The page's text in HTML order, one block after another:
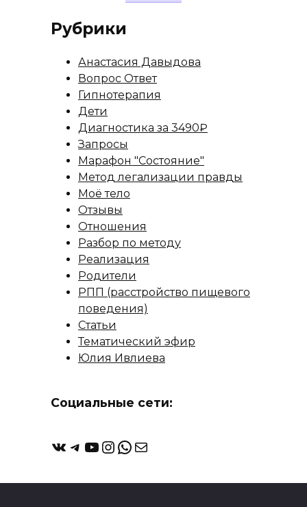
Рубрики
Анастасия Давыдова
Вопрос Ответ
Гипнотерапия
Дети
Диагностика за 3490₽
Запросы
Марафон "Состояние"
Метод легализации правды
Моё тело
Отзывы
Отношения
Разбор по методу
Реализация
Родители
РПП (расстройство пищевого
поведения)
Статьи
Тематический эфир
Юлия Ивлиева
Социальные сети:
ВКонтакте
Telegram
YouTube
Instagram
WhatsApp
Почта